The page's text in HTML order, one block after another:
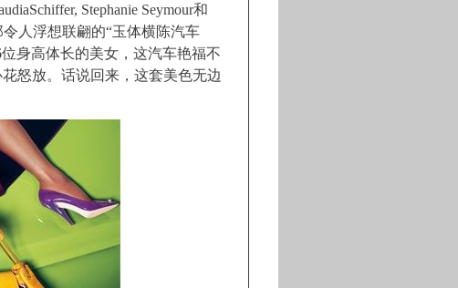
Stephanie Seymour和
人浮想联翩的“玉体横陈汽车
身高体长的美女，这汽车艳福不
怒放。话说回来，这套美色无边